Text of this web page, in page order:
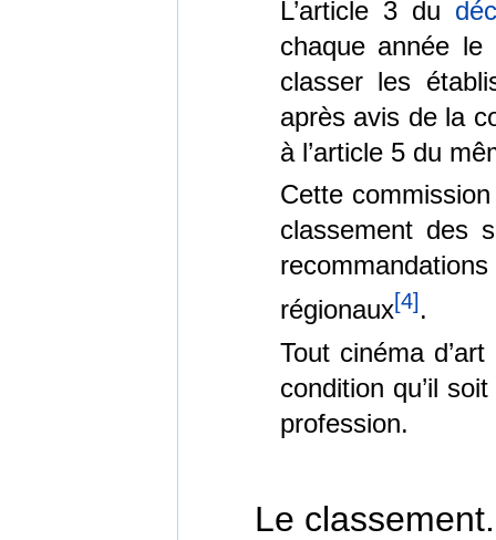
L’article 3 du
chaque année
classer les
après avis de la
à l’article 5 du
Cette
classement des
régionaux[4] .
Tout cinéma
condition qu’il
profession.
Le classement.